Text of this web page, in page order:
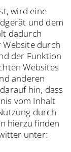
wird eine
und dem
dadurch
durch
der Funktion
Websites
anderen
hin, dass
vom Inhalt
durch
hierzu finden
unter: